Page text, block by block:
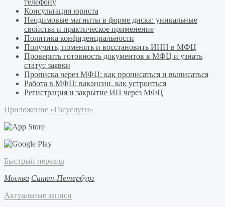
телефону
Консультация юриста
Неодимовые магниты в форме диска: уникальные
свойства и практическое применение
Политика конфиденциальности
Получить, поменять и восстановить ИНН в МФЦ
Проверить готовность документов в МФЦ и узнать
статус заявки
Прописка через МФЦ: как прописаться и выписаться
Работа в МФЦ: вакансии, как устроиться
Регистрация и закрытие ИП через МФЦ
Приложение «Госуслуги»
Быстрый переход
Москва Санкт-Петербург
Актуальные записи